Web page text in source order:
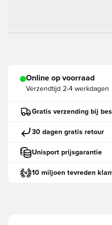
Online op voorraad
Verzendtijd 2-4 werkdagen
Gratis verzending bij
30 dagen gratis retour
Unisport prijsgarantie
10 miljoen tevreden